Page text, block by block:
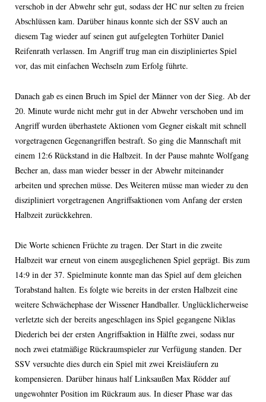
verschob in der Abwehr sehr gut, sodass der HC nur selten zu freien
Abschlüssen kam. Darüber hinaus konnte sich der SSV auch an
diesem Tag wieder auf seinen gut aufgelegten Torhüter Daniel
Reifenrath verlassen. Im Angriff trug man ein diszipliniertes Spiel
vor, das mit einfachen Wechseln zum Erfolg führte.
Danach gab es einen Bruch im Spiel der Männer von der Sieg. Ab der
20. Minute wurde nicht mehr gut in der Abwehr verschoben und im
Angriff wurden überhastete Aktionen vom Gegner eiskalt mit schnell
vorgetragenen Gegenangriffen bestraft. So ging die Mannschaft mit
einem 12:6 Rückstand in die Halbzeit. In der Pause mahnte Wolfgang
Becher an, dass man wieder besser in der Abwehr miteinander
arbeiten und sprechen müsse. Des Weiteren müsse man wieder zu den
diszipliniert vorgetragenen Angriffsaktionen vom Anfang der ersten
Halbzeit zurückkehren.
Die Worte schienen Früchte zu tragen. Der Start in die zweite
Halbzeit war erneut von einem ausgeglichenen Spiel geprägt. Bis zum
14:9 in der 37. Spielminute konnte man das Spiel auf dem gleichen
Torabstand halten. Es folgte wie bereits in der ersten Halbzeit eine
weitere Schwächephase der Wissener Handballer. Unglücklicherweise
verletzte sich der bereits angeschlagen ins Spiel gegangene Niklas
Diederich bei der ersten Angriffsaktion in Hälfte zwei, sodass nur
noch zwei etatmäßige Rückraumspieler zur Verfügung standen. Der
SSV versuchte dies durch ein Spiel mit zwei Kreisläufern zu
kompensieren. Darüber hinaus half Linksaußen Max Rödder auf
ungewohnter Position im Rückraum aus. In dieser Phase war das